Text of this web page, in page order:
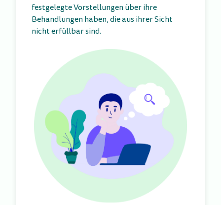
festgelegte Vorstellungen über ihre
Behandlungen haben, die aus ihrer Sicht
nicht erfüllbar sind.